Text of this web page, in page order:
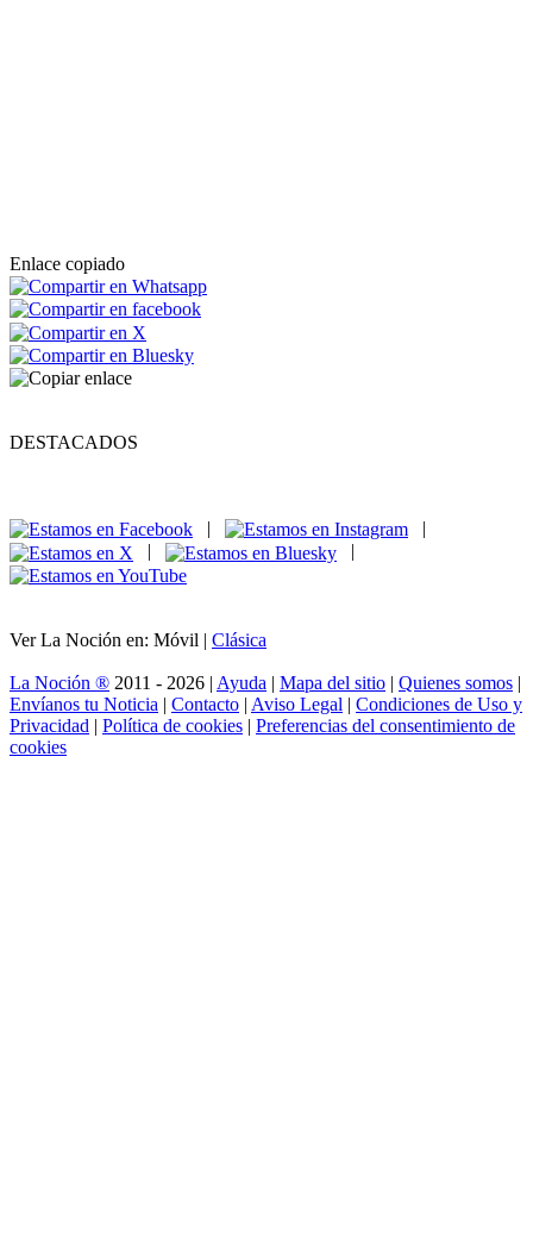
Enlace copiado
DESTACADOS
|
|
Ver La Noción en: Móvil | Clásica
La Noción ® 2011 - 2026 | Ayuda | Mapa del sitio | Quienes somos |
Envíanos tu Noticia | Contacto | Aviso Legal | Condiciones de Uso y
Privacidad | Política de cookies | Preferencias del consentimiento de
cookies